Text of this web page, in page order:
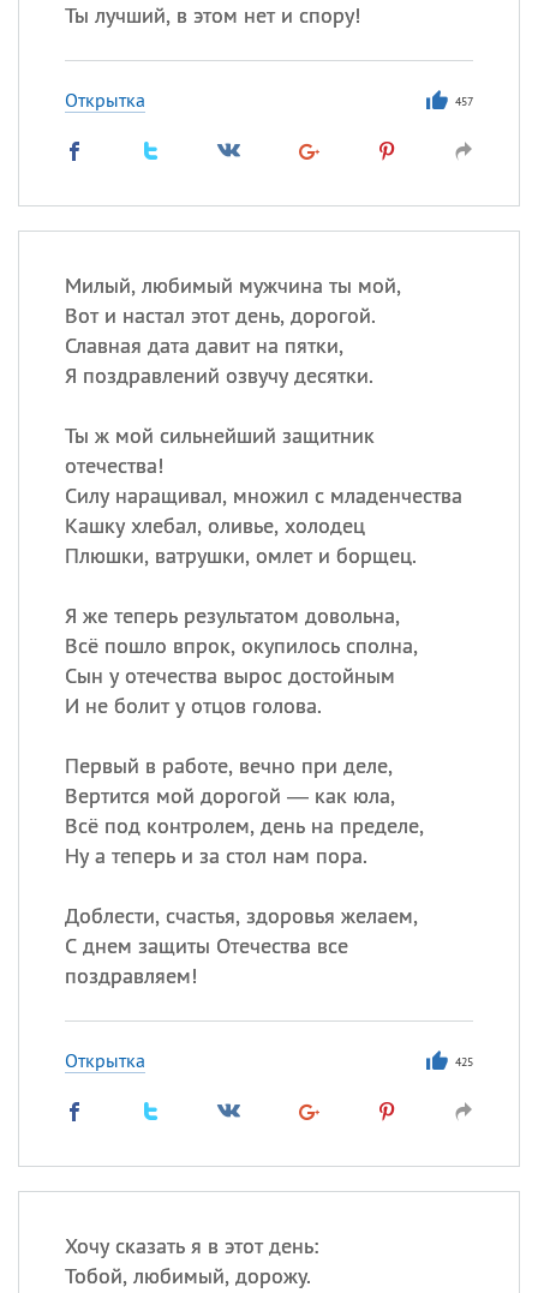
Ты лучший, в этом нет и спору!
Открытка 457
Милый, любимый мужчина ты мой,
Вот и настал этот день, дорогой.
Славная дата давит на пятки,
Я поздравлений озвучу десятки.
Ты ж мой сильнейший защитник
отечества!
Силу наращивал, множил с младенчества
Кашку хлебал, оливье, холодец
Плюшки, ватрушки, омлет и борщец.
Я же теперь результатом довольна,
Всё пошло впрок, окупилось сполна,
Сын у отечества вырос достойным
И не болит у отцов голова.
Первый в работе, вечно при деле,
Вертится мой дорогой — как юла,
Всё под контролем, день на пределе,
Ну а теперь и за стол нам пора.
Доблести, счастья, здоровья желаем,
С днем защиты Отечества все
поздравляем!
Открытка 425
Хочу сказать я в этот день:
Тобой, любимый, дорожу.